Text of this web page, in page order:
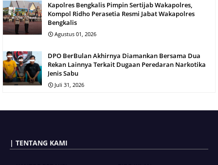
Kapolres Bengkalis Pimpin Sertijab Wakapolres,
Kompol Ridho Perasetia Resmi Jabat Wakapolres
Bengkalis
Agustus 01, 2026
DPO BerBulan Akhirnya Diamankan Bersama Dua
Rekan Lainnya Terkait Dugaan Peredaran Narkotika
Jenis Sabu
Juli 31, 2026
| TENTANG KAMI